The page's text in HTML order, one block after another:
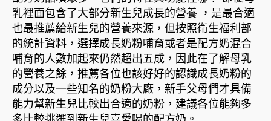
乳裡面包含了大部分新生兒成長的營養 ，是最合適
也最推薦給新生兒的營養來源，但按照衛生福利部
的統計資料，選擇成長奶粉哺育或者是配方奶混合
哺育的人數加起來仍然超出五成，因此在了解母乳
的營養之餘，推薦各位也該好好的認識成長奶粉的
成分以及一些知名的奶粉大廠，新手父母們才具備
能力幫新生兒比較出合適的奶粉，建議各位能夠多